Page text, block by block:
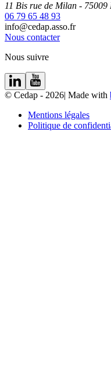
11 Bis rue de Milan - 75009
06 79 65 48 93
info@cedap.asso.fr
Nous contacter
Nous suivre
© Cedap - 2026| Made with
Mentions légales
Politique de